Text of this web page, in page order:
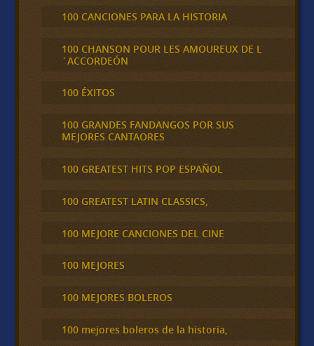
100 CANCIONES PARA LA HISTORIA
100 CHANSON POUR LES AMOUREUX DE L
´ACCORDEÓN
100 ÉXITOS
100 GRANDES FANDANGOS POR SUS
MEJORES CANTAORES
100 GREATEST HITS POP ESPAÑOL
100 GREATEST LATIN CLASSICS,
100 MEJORE CANCIONES DEL CINE
100 MEJORES
100 MEJORES BOLEROS
100 mejores boleros de la historia,